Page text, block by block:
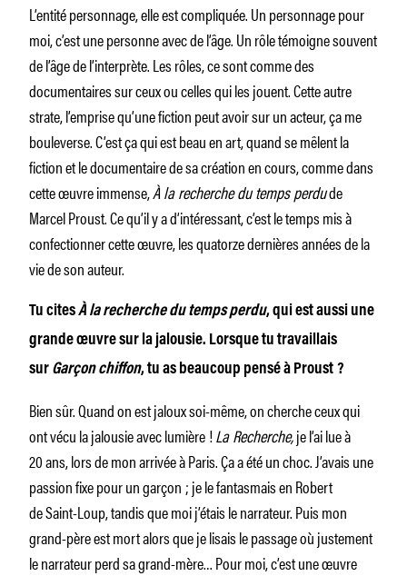
L’entité personnage, elle est compliquée. Un personnage pour
moi, c’est une personne avec de l’âge. Un rôle témoigne souvent
de l’âge de l’interprète. Les rôles, ce sont comme des
documentaires sur ceux ou celles qui les jouent. Cette autre
strate, l’emprise qu’une fiction peut avoir sur un acteur, ça me
bouleverse. C’est ça qui est beau en art, quand se mêlent la
fiction et le documentaire de sa création en cours, comme dans
cette œuvre immense,À la recherche du temps perdude
Marcel Proust. Ce qu’il y a d’intéressant, c’est le temps mis à
confectionner cette œuvre, les quatorze dernières années de la
vie de son auteur.
Tu citesÀ la recherche du temps perdu, qui est aussi une
grande œuvre sur la jalousie. Lorsque tu travaillais
sur Garçon chiffon, tu as beaucoup pensé à Proust ?
Bien sûr. Quand on est jaloux soi-même, on cherche ceux qui
ont vécu la jalousie avec lumière !La Recherche,je l’ai lue à
20 ans, lors de mon arrivée à Paris. Ça a été un choc. J’avais une
passion fixe pour un garçon ; je le fantasmais en Robert
de Saint-Loup, tandis que moi j’étais le narrateur. Puis mon
grand-père est mort alors que je lisais le passage où justement
le narrateur perd sa grand-mère… Pour moi, c’est une œuvre